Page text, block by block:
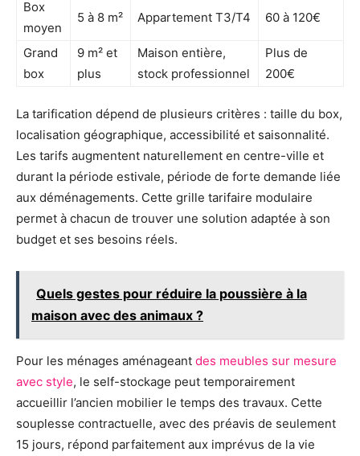
Box
moyen
5 à 8 m² Appartement T3/T4 60 à 120€
Grand
box
9 m² et
plus
Maison entière,
stock professionnel
Plus de
200€
La tarification dépend de plusieurs critères : taille du box,
localisation géographique, accessibilité et saisonnalité.
Les tarifs augmentent naturellement en centre-ville et
durant la période estivale, période de forte demande liée
aux déménagements. Cette grille tarifaire modulaire
permet à chacun de trouver une solution adaptée à son
budget et ses besoins réels.
Quels gestes pour réduire la poussière à la
maison avec des animaux ?
Pour les ménages aménageant des meubles sur mesure
avec style, le self-stockage peut temporairement
accueillir l’ancien mobilier le temps des travaux. Cette
souplesse contractuelle, avec des préavis de seulement
15 jours, répond parfaitement aux imprévus de la vie